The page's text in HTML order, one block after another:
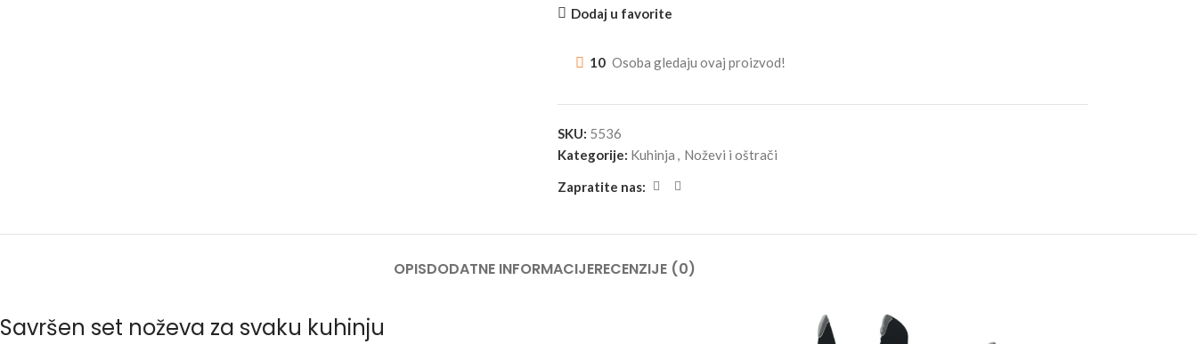
Dodaj u favorite
10 Osoba gledaju ovaj proizvod!
SKU: 5536
Kategorije: Kuhinja , Noževi i oštrači
Zapratite nas:
OPISDODATNE INFORMACIJERECENZIJE (0)
Savršen set noževa za svaku kuhinju